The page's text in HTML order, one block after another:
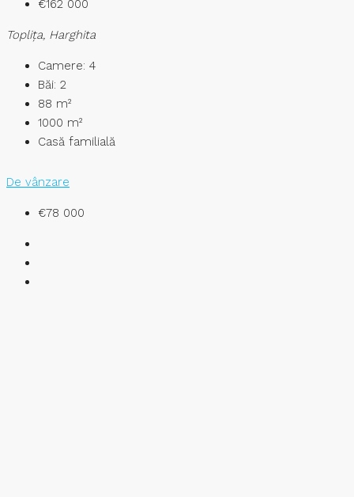
€162 000
Topliţa, Harghita
Camere: 4
Băi: 2
88 m²
1000 m²
Casă familială
De vânzare
€78 000